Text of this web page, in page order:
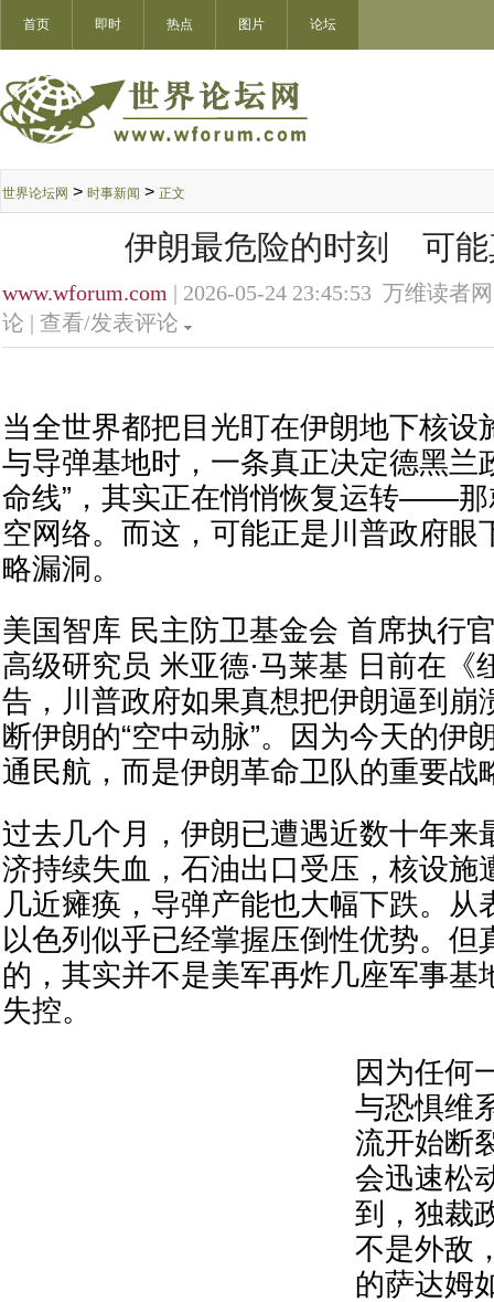
首页 即时 热点 图片 论坛
世界论坛网 > 时事新闻 > 正文
伊朗最危险的时刻 可能
www.wforum.com | 2026-05-24 23:45:53 万维读者
论 | 查看/发表评论
当全世界都把目光盯在伊朗地下核设
与导弹基地时，一条真正决定德黑兰
命线” ，其实正在悄悄恢复运转——
空网络。而这，可能正是川普政府眼
略漏洞。
美国智库 民主防卫基金会 首席执行
高级研究员 米亚德·马莱基 日前在《
告，川普政府如果真想把伊朗逼到崩
断伊朗的“空中动脉”。因为今天的伊
通民航，而是伊朗革命卫队的重要战
过去几个月，伊朗已遭遇近数十年来
济持续失血，石油出口受压，核设施
几近瘫痪，导弹产能也大幅下跌。从
以色列似乎已经掌握压倒性优势。但
的，其实并不是美军再炸几座军事基
失控。
因为任何
与恐惧维
流开始断
会迅速松
到，独裁
不是外敌
的萨达姆